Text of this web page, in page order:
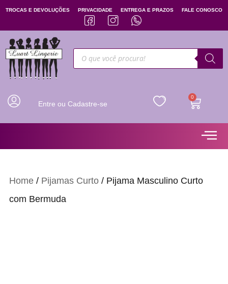
TROCAS E DEVOLUÇÕES PRIVACIDADE ENTREGA E PRAZOS FALE CONOSCO
Entre ou Cadastre-se
0
Home / Pijamas Curto / Pijama Masculino Curto
com Bermuda